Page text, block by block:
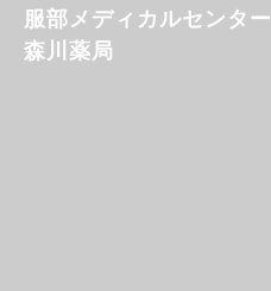
服部メディカルセンター
森川薬局